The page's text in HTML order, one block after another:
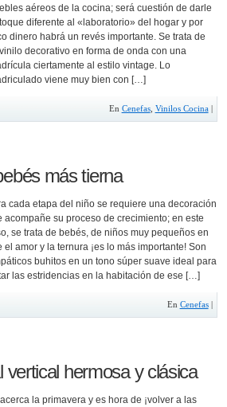
aéreos de la cocina; será cuestión de darle
diferente al «laboratorio» del hogar y por
dinero habrá un revés importante. Se trata de
decorativo en forma de onda con una
ciertamente al estilo vintage. Lo
viene muy bien con […]
En Cenefas, Vinilos Cocina|
más tierna
cada etapa del niño se requiere una decoración
acompañe su proceso de crecimiento; en este
se trata de bebés, de niños muy pequeños en
el amor y la ternura ¡es lo más importante! Son
buhitos en un tono súper suave ideal para
las estridencias en la habitación de ese […]
En Cenefas|
vertical hermosa y clásica
la primavera y es hora de ¡volver a las